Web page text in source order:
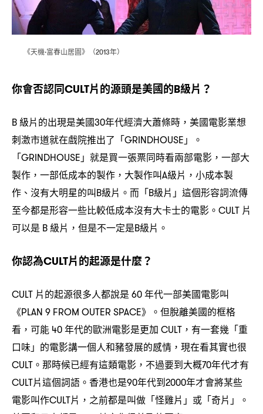
《天機·富春山居圖》 （2013年）
你會否認同CULT片的源頭是美國的B級片 ？
B 級片的出現是美國30年代經濟大蕭條時 ， 美國電影業想
刺激市道就在戲院推出了「GRINDHOUSE 」。
「GRINDHOUSE 」就是買一張票同時看兩部電影 ， 一部大
製作 ， 一部低成本的製作 ， 大製作叫A級片 ， 小成本製
作、沒有大明星的叫B級片。而「B級片」這個形容詞流傳
至今都是形容一些比較低成本沒有大卡士的電影。 CULT 片
可以是 B 級片 ， 但是不一定是B級片。
你認為CULT片的起源是什麼？
CULT 片的起源很多人都說是 60年代一部美國電影叫
《PLAN 9 FROM OUTER SPACE》。但脫離美國的框格
看 ， 可能 40年代的歐洲電影是更加 CULT， 有一套幾「重
口味」的電影講一個人和豬發展的感情 ， 現在看其實也很
CULT 。那時候已經有這類電影 ， 不過要到大概70年代才有
CULT片這個詞語。香港也是90年代到2000年才會將某些
電影叫作CULT片 ， 之前都是叫做「怪雞片」或「奇片」。